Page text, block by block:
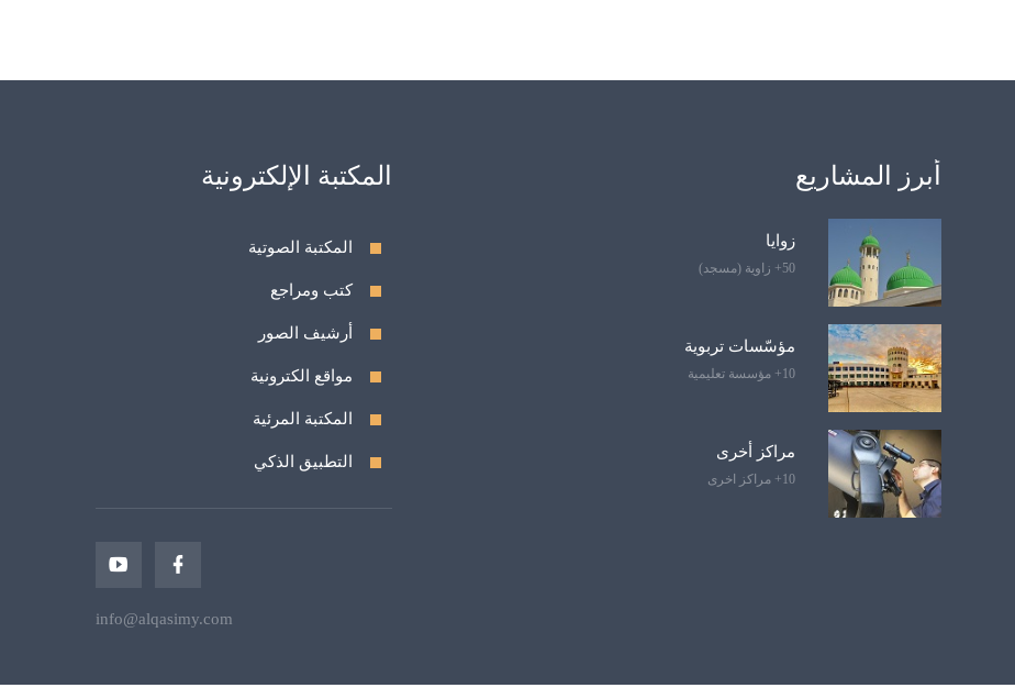
أبرز المشاريع
زوايا
50+ زاوية (مسجد)
مؤسّسات تربوية
10+ مؤسسة تعليمية
مراكز أخرى
10+ مراكز اخرى
المكتبة الإلكترونية
المكتبة الصوتية
كتب ومراجع
أرشيف الصور
مواقع الكترونية
المكتبة المرئية
التطبيق الذكي
info@alqasimy.com